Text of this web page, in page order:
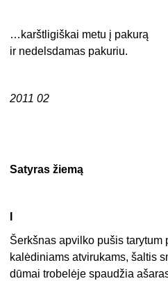
…karštligiškai metu į pakurą
ir nedelsdamas pakuriu.
2011 02
Satyras žiemą
Šerkšnas apvilko pušis tarytum
kalėdiniams atvirukams, šaltis
dūmai trobelėje spaudžia